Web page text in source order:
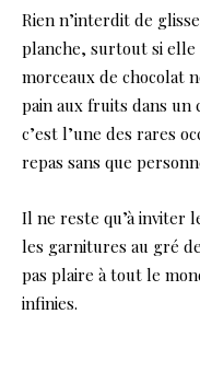
Rien n’interdit de
planche, surtout si elle
morceaux de chocolat
pain aux fruits dans un
c’est l’une des rares
repas sans que
Il ne reste qu’à inviter
les garnitures au gré
pas plaire à tout le
infinies.